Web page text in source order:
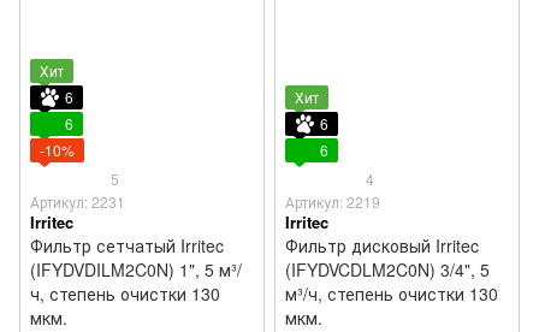
Хит
6
6
-10%
5
Артикул: 2231
Irritec
Фильтр сетчатый Irritec
(IFYDVDILM2C0N) 1", 5 м³/
ч, степень очистки 130
мкм.
Хит
6
6
4
Артикул: 2219
Irritec
Фильтр дисковый Irritec
(IFYDVCDLM2C0N) 3/4", 5
м³/ч, степень очистки 130
мкм.